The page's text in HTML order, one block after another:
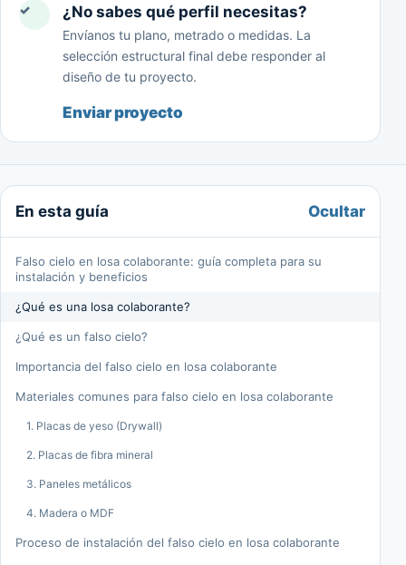
✓ ¿No sabes qué perfil necesitas?
Envíanos tu plano, metrado o medidas. La
selección estructural final debe responder al
diseño de tu proyecto.
Enviar proyecto
En esta guía Ocultar
Falso cielo en losa colaborante: guía completa para su
instalación y beneficios
¿Qué es una losa colaborante?
¿Qué es un falso cielo?
Importancia del falso cielo en losa colaborante
Materiales comunes para falso cielo en losa colaborante
1. Placas de yeso (Drywall)
2. Placas de fibra mineral
3. Paneles metálicos
4. Madera o MDF
Proceso de instalación del falso cielo en losa colaborante